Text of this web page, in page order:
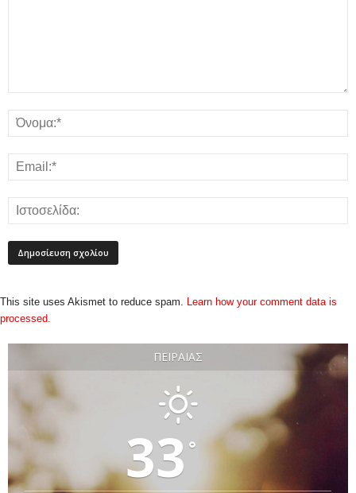
This site uses Akismet to reduce spam. Learn how your comment data is
processed.
ΠΕΙΡΑΙΆΣ
33 °